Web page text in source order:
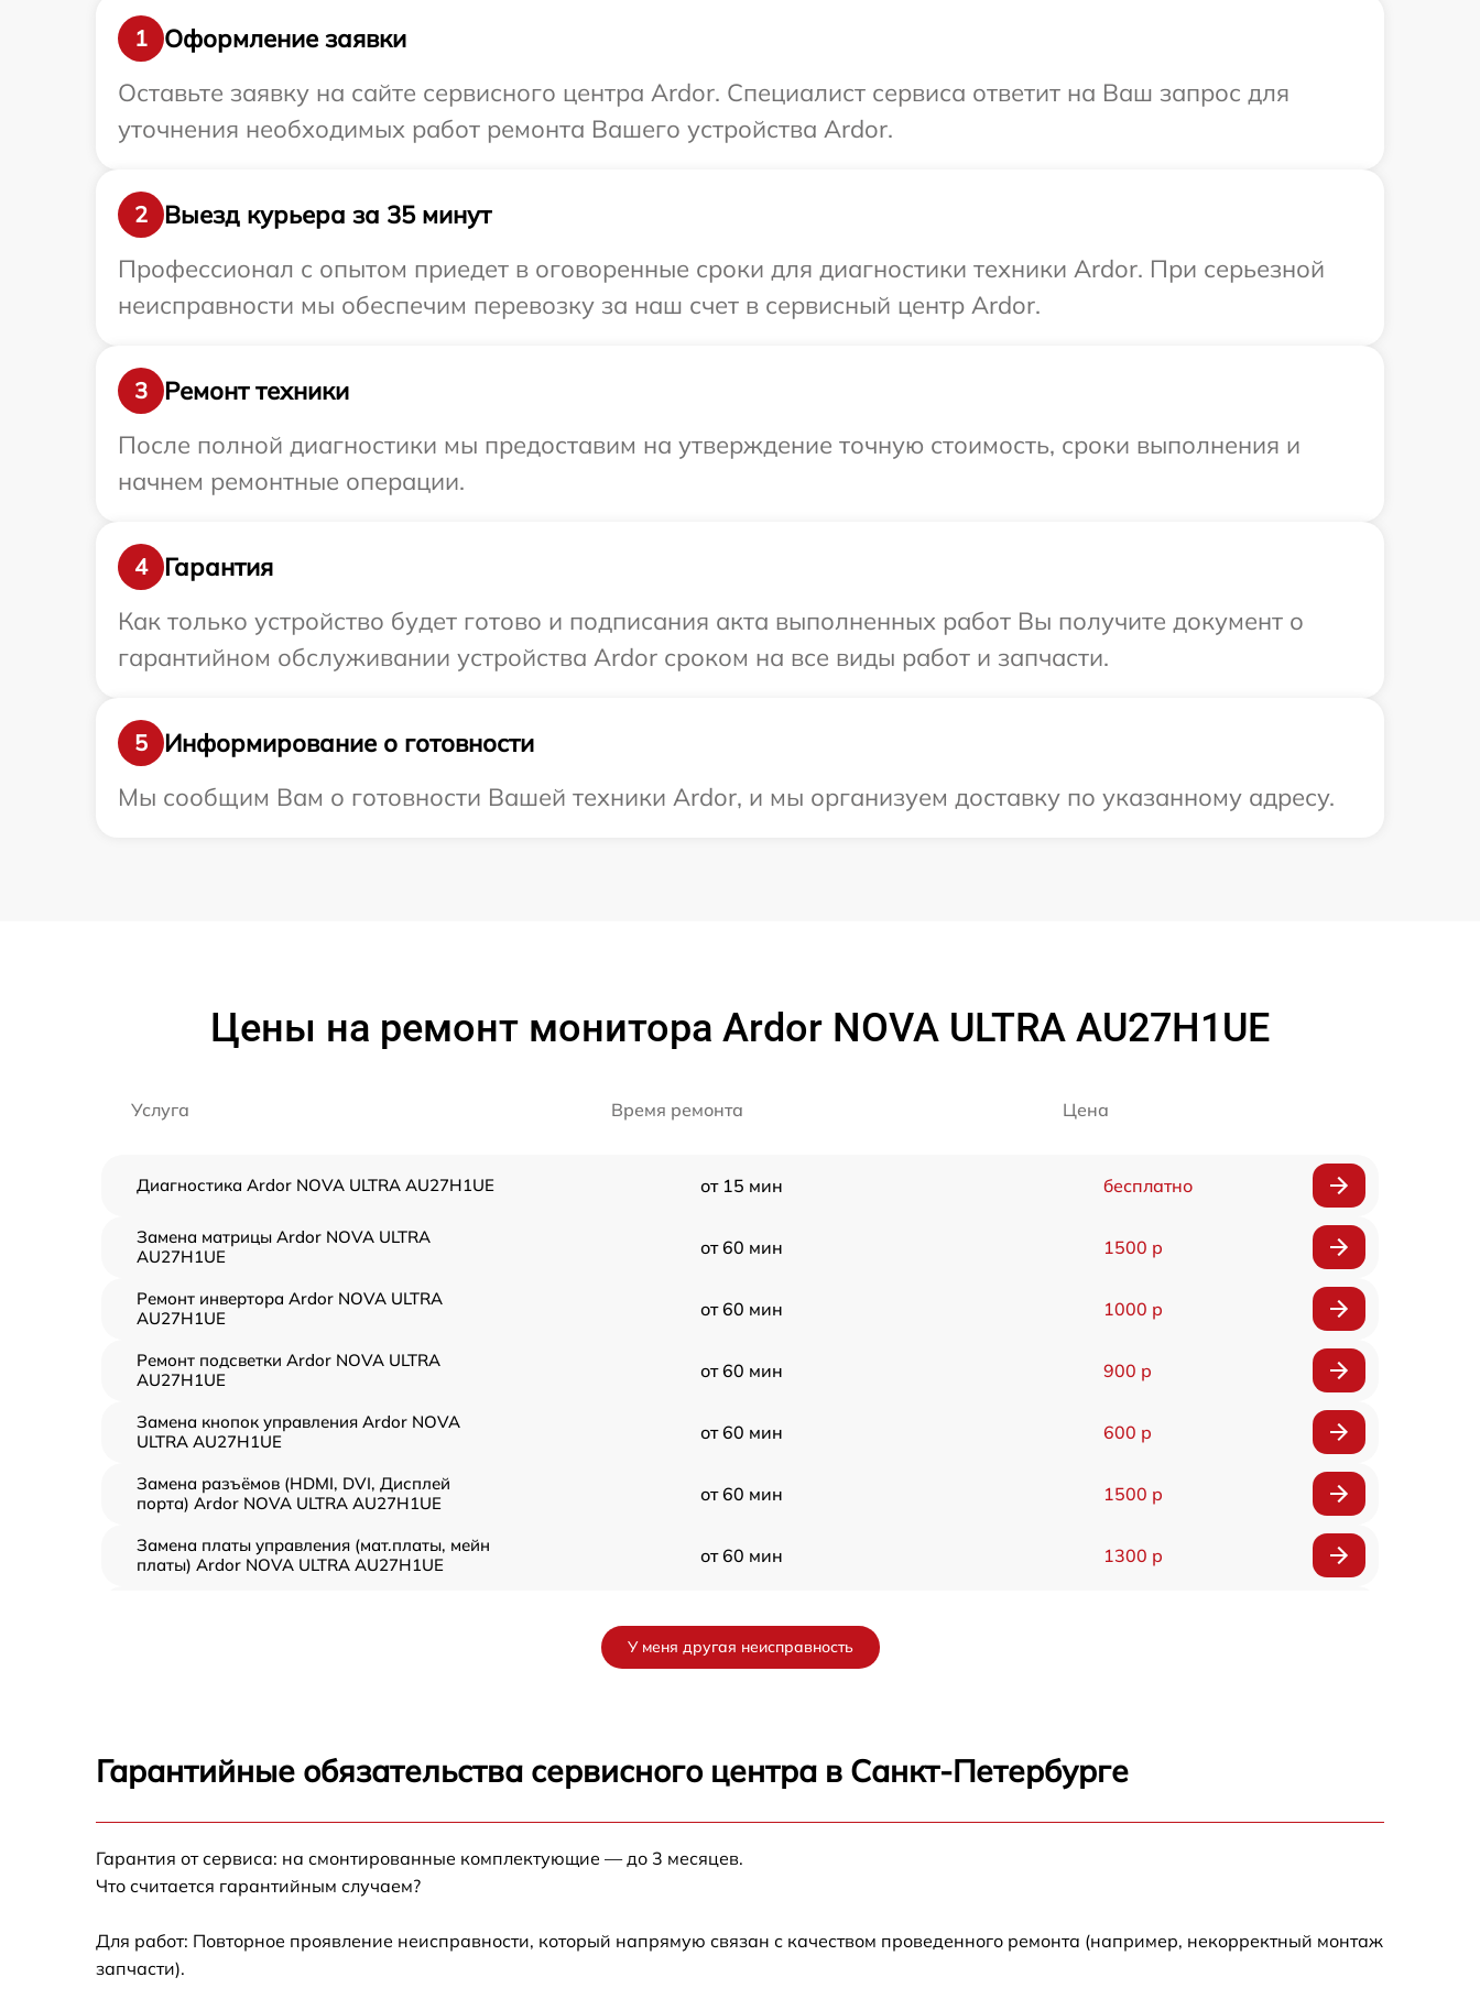
1
Оформление заявки
Оставьте заявку на сайте сервисного центра Ardor. Специалист сервиса ответит на Ваш запрос для
уточнения необходимых работ ремонта Вашего устройства Ardor.
2
Выезд курьера за 35 минут
Профессионал с опытом приедет в оговоренные сроки для диагностики техники Ardor. При серьезной
неисправности мы обеспечим перевозку за наш счет в сервисный центр Ardor.
3
Ремонт техники
После полной диагностики мы предоставим на утверждение точную стоимость, сроки выполнения и
начнем ремонтные операции.
4
Гарантия
Как только устройство будет готово и подписания акта выполненных работ Вы получите документ о
гарантийном обслуживании устройства Ardor сроком на все виды работ и запчасти.
5
Информирование о готовности
Мы сообщим Вам о готовности Вашей техники Ardor, и мы организуем доставку по указанному адресу.
Цены на ремонт монитора Ardor NOVA ULTRA AU27H1UE
Услуга Время ремонта Цена
Диагностика Ardor NOVA ULTRA AU27H1UE от 15 мин бесплатно
Замена матрицы Ardor NOVA ULTRA
AU27H1UE
от 60 мин 1500 р
Ремонт инвертора Ardor NOVA ULTRA
AU27H1UE
от 60 мин 1000 р
Ремонт подсветки Ardor NOVA ULTRA
AU27H1UE
от 60 мин 900 р
Замена кнопок управления Ardor NOVA
ULTRA AU27H1UE
от 60 мин 600 р
Замена разъёмов (HDMI, DVI, Дисплей
порта) Ardor NOVA ULTRA AU27H1UE
от 60 мин 1500 р
Замена платы управления (мат.платы, мейн
платы) Ardor NOVA ULTRA AU27H1UE
от 60 мин 1300 р
Замена блока питания Ardor NOVA ULTRA
AU27H1UE
от 60 мин
NOVA ULTRA AU27H1UE
У меня другая неисправность
Гарантийные обязательства сервисного центра в Санкт-Петербурге
Гарантия от сервиса: на смонтированные комплектующие — до 3 месяцев.
Что считается гарантийным случаем?
Для работ: Повторное проявление неисправности, который напрямую связан с качеством проведенного ремонта (например, некорректный монтаж
запчасти).